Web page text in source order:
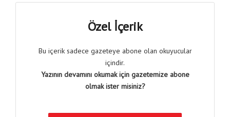
Özel İçerik
Bu içerik sadece gazeteye abone olan okuyucular
içindir.
Yazının devamını okumak için gazetemize abone
olmak ister misiniz?